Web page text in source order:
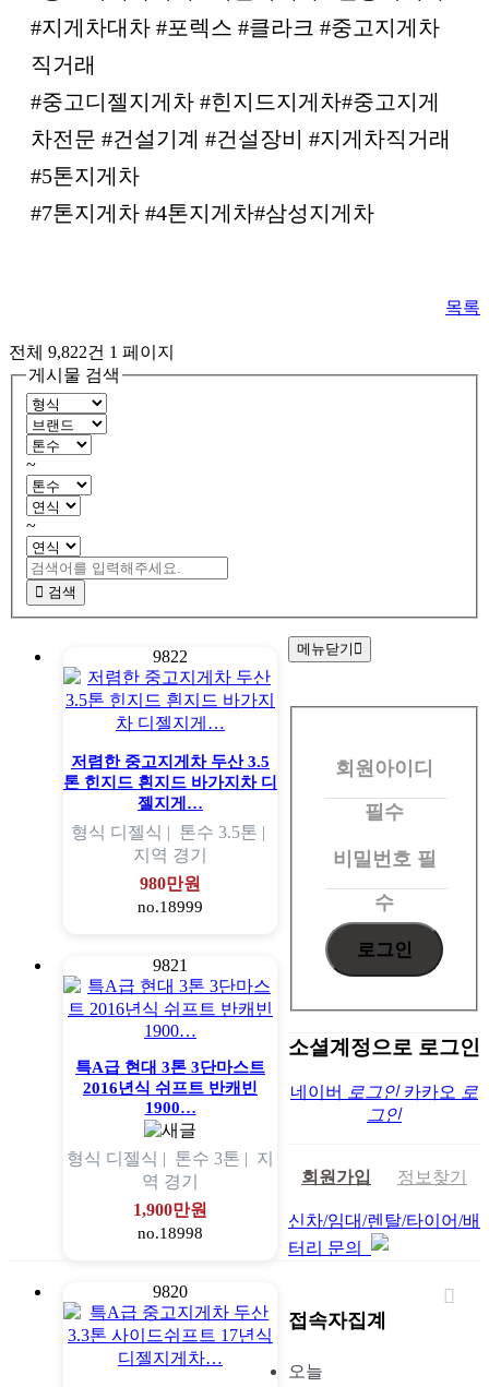
#지게차대차 #포렉스 #클라크 #중고지게차
직거래
#중고디젤지게차 #힌지드지게차#중고지게
차전문 #건설기계 #건설장비 #지게차직거래
#5톤지게차
#7톤지게차 #4톤지게차#삼성지게차
목록
전체 9,822건 1 페이지
게시물 검색
~
~
검색
9822
저렴한 중고지게차 두산 3.5
톤 힌지드 흰지드 바가지차 디
젤지게…
형식 디젤식 | 톤수 3.5톤 |
지역 경기
980만원
no.18999
9821
특A급 현대 3톤 3단마스트
2016년식 쉬프트 반캐빈
1900…
형식 디젤식 | 톤수 3톤 | 지
역 경기
1,900만원
no.18998
9820
메뉴닫기
회
회원아이디
필수
비밀번호 필
수
소셜계정으로 로그인
네이버 로그인 카카오 로
그인
회원가입 정보찾기
신차/임대/렌탈/타이어/배
터리 문의
접속자집계
오늘